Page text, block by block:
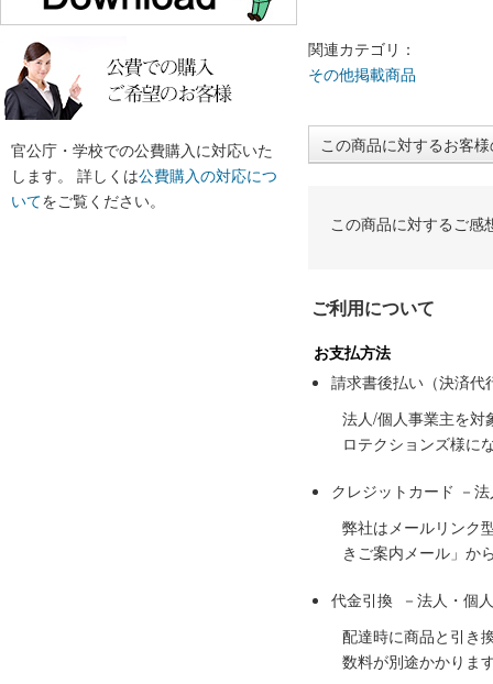
官公庁・学校での公費購入に対応いた
します。 詳しくは公費購入の対応につ
いてをご覧ください。
関連カテゴリ：
その他掲載商品
この商品に対するお客
この商品に対するご感
ご利用について
お支払方法
請求書後払い（決済代
法人/個人事業主を対
ロテクションズ様に
クレジットカード －
弊社はメールリンク
きご案内メール」か
代金引換 －法人・個
配達時に商品と引き
数料が別途かかりま